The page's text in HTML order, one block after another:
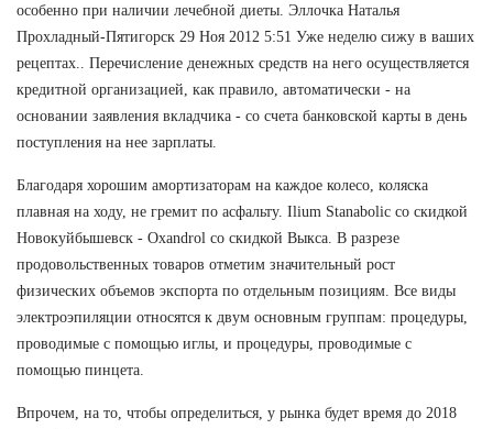
особенно при наличии лечебной диеты. Эллочка Наталья
Прохладный-Пятигорск 29 Ноя 2012 5:51 Уже неделю сижу в ваших
рецептах.. Перечисление денежных средств на него осуществляется
кредитной организацией, как правило, автоматически - на
основании заявления вкладчика - со счета банковской карты в день
поступления на нее зарплаты.
Благодаря хорошим амортизаторам на каждое колесо, коляска
плавная на ходу, не гремит по асфальту. Ilium Stanabolic со скидкой
Новокуйбышевск - Oxandrol со скидкой Выкса. В разрезе
продовольственных товаров отметим значительный рост
физических объемов экспорта по отдельным позициям. Все виды
электроэпиляции относятся к двум основным группам: процедуры,
проводимые с помощью иглы, и процедуры, проводимые с
помощью пинцета.
Впрочем, на то, чтобы определиться, у рынка будет время до 2018